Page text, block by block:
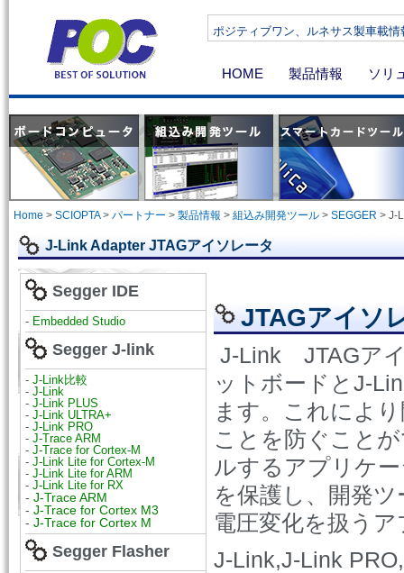
ポジティブワン、ルネサス製車載
HOME 製品情報 ソリ
Home > SCIOPTA> パートナー > 製品情報 > 組込み開発ツール > SEGGER > J-
J-Link Adapter JTAGアイソレータ
Segger IDE
- Embedded Studio
Segger J-link
- J-Link比較
- J-Link
- J-Link PLUS
- J-Link ULTRA+
- J-Link PRO
- J-Trace ARM
- J-Trace for Cortex-M
- J-Link Lite for Cortex-M
- J-Link Lite for ARM
- J-Link Lite for RX
- J-Trace ARM
- J-Trace for Cortex M3
- J-Trace for Cortex M
Segger Flasher
JTAGアイソ
J-Link JTAGア
ットボードとJ-
ます。これによ
ことを防ぐこと
ルするアプリケ
を保護し、開発
電圧変化を扱う
J-Link,J-Link